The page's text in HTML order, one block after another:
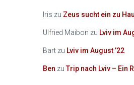
Iris zu Zeus sucht ein zu
Ulfried Maibon zu Lviv im
Bart zu Lviv im August ’22
Ben zuTrip nach Lviv – Ein